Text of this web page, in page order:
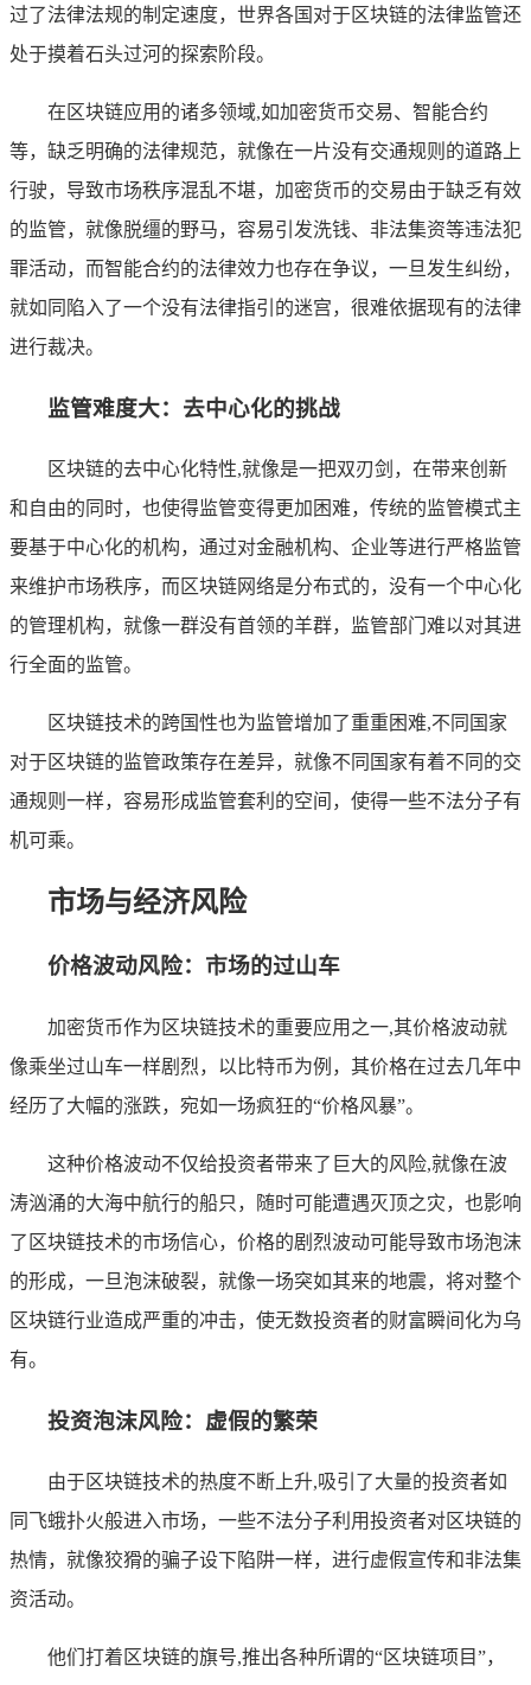
过了法律法规的制定速度，世界各国对于区块链的法律监管还
处于摸着石头过河的探索阶段。
在区块链应用的诸多领域,如加密货币交易、智能合约
等，缺乏明确的法律规范，就像在一片没有交通规则的道路上
行驶，导致市场秩序混乱不堪，加密货币的交易由于缺乏有效
的监管，就像脱缰的野马，容易引发洗钱、非法集资等违法犯
罪活动，而智能合约的法律效力也存在争议，一旦发生纠纷，
就如同陷入了一个没有法律指引的迷宫，很难依据现有的法律
进行裁决。
监管难度大：去中心化的挑战
区块链的去中心化特性,就像是一把双刃剑，在带来创新
和自由的同时，也使得监管变得更加困难，传统的监管模式主
要基于中心化的机构，通过对金融机构、企业等进行严格监管
来维护市场秩序，而区块链网络是分布式的，没有一个中心化
的管理机构，就像一群没有首领的羊群，监管部门难以对其进
行全面的监管。
区块链技术的跨国性也为监管增加了重重困难,不同国家
对于区块链的监管政策存在差异，就像不同国家有着不同的交
通规则一样，容易形成监管套利的空间，使得一些不法分子有
机可乘。
市场与经济风险
价格波动风险：市场的过山车
加密货币作为区块链技术的重要应用之一,其价格波动就
像乘坐过山车一样剧烈，以比特币为例，其价格在过去几年中
经历了大幅的涨跌，宛如一场疯狂的“价格风暴”。
这种价格波动不仅给投资者带来了巨大的风险,就像在波
涛汹涌的大海中航行的船只，随时可能遭遇灭顶之灾，也影响
了区块链技术的市场信心，价格的剧烈波动可能导致市场泡沫
的形成，一旦泡沫破裂，就像一场突如其来的地震，将对整个
区块链行业造成严重的冲击，使无数投资者的财富瞬间化为乌
有。
投资泡沫风险：虚假的繁荣
由于区块链技术的热度不断上升,吸引了大量的投资者如
同飞蛾扑火般进入市场，一些不法分子利用投资者对区块链的
热情，就像狡猾的骗子设下陷阱一样，进行虚假宣传和非法集
资活动。
他们打着区块链的旗号,推出各种所谓的“区块链项目”，